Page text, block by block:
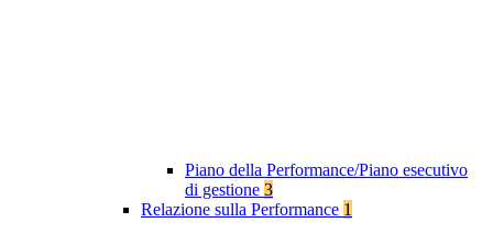
Piano della Performance/Piano esecutivo
di gestione 3
Relazione sulla Performance 1